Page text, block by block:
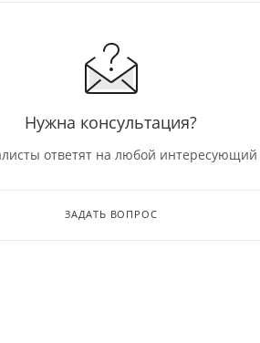
Нужна консультация?
ответят на любой интересующий
ЗАДАТЬ ВОПРОС